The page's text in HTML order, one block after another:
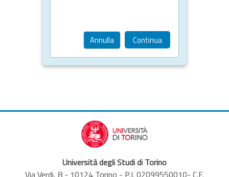
Annulla Continua
Università degli Studi di Torino
Via Verdi, 8 - 10124 Torino - P.I. 02099550010- C.F.